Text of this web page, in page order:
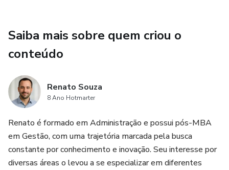
Saiba mais sobre quem criou o
conteúdo
Renato Souza
8 Ano Hotmarter
Renato é formado em Administração e possui pós-MBA
em Gestão, com uma trajetória marcada pela busca
constante por conhecimento e inovação. Seu interesse por
diversas áreas o levou a se especializar em diferentes